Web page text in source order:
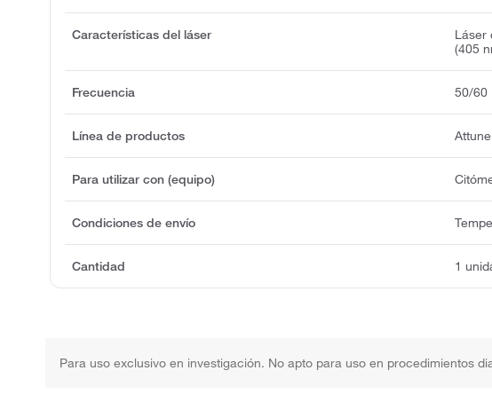
Características del láser
Láser
(405
Frecuencia 50/60
Línea de productos Attune
Para utilizar con (equipo)
Condiciones de envío
Cantidad 1
Para uso exclusivo en investigación. No apto para uso en procedimientos